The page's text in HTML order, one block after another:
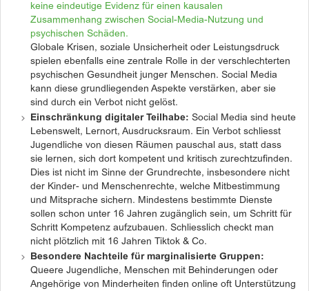
keine eindeutige Evidenz für einen kausalen
Zusammenhang zwischen Social-Media-Nutzung und
psychischen Schäden.
Globale Krisen, soziale Unsicherheit oder Leistungsdruck
spielen ebenfalls eine zentrale Rolle in der verschlechterten
psychischen Gesundheit junger Menschen. Social Media
kann diese grundliegenden Aspekte verstärken, aber sie
sind durch ein Verbot nicht gelöst.
Einschränkung digitaler Teilhabe: Social Media sind heute
Lebenswelt, Lernort, Ausdrucksraum. Ein Verbot schliesst
Jugendliche von diesen Räumen pauschal aus, statt dass
sie lernen, sich dort kompetent und kritisch zurechtzufinden.
Dies ist nicht im Sinne der Grundrechte, insbesondere nicht
der Kinder- und Menschenrechte, welche Mitbestimmung
und Mitsprache sichern. Mindestens bestimmte Dienste
sollen schon unter 16 Jahren zugänglich sein, um Schritt für
Schritt Kompetenz aufzubauen. Schliesslich checkt man
nicht plötzlich mit 16 Jahren Tiktok & Co.
Besondere Nachteile für marginalisierte Gruppen:
Queere Jugendliche, Menschen mit Behinderungen oder
Angehörige von Minderheiten finden online oft Unterstützung